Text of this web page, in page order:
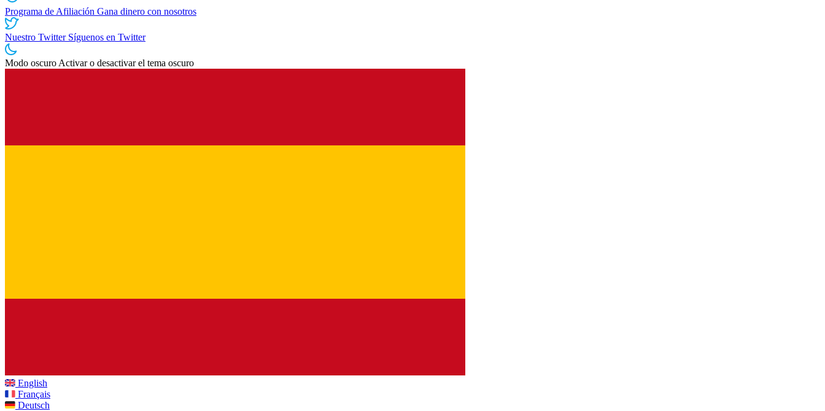
Programa de Afiliación Gana dinero con nosotros
Nuestro Twitter Síguenos en Twitter
Modo oscuro Activar o desactivar el tema oscuro
English
Français
Deutsch